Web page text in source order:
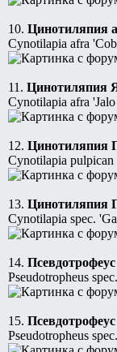
10. Цинотиляпия
Cynotilapia afra
11. Цинотиляпия
Cynotilapia afra
12. Цинотиляпия
Cynotilapia pulpican
13. Цинотиляпия
Cynotilapia spec.
14.
Pseudotropheus
15.
Pseudotropheus